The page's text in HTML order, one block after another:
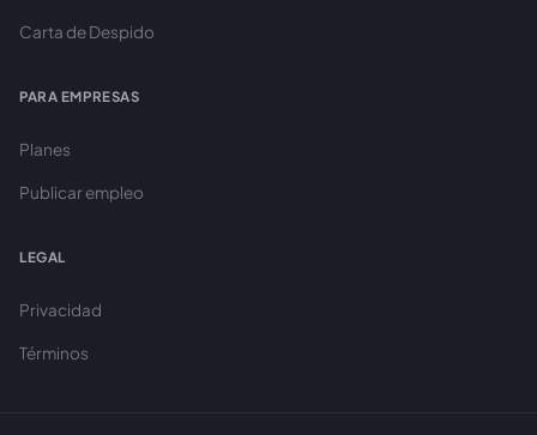
Carta de Despido
PARA EMPRESAS
Planes
Publicar empleo
LEGAL
Privacidad
Términos